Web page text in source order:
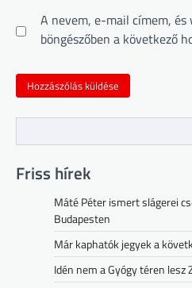
A nevem, e-mail címem,
böngészőben a következő
Friss hírek
Máté Péter ismert slágerei
Budapesten
Már kaphatók jegyek a
Idén nem a Gyógy téren